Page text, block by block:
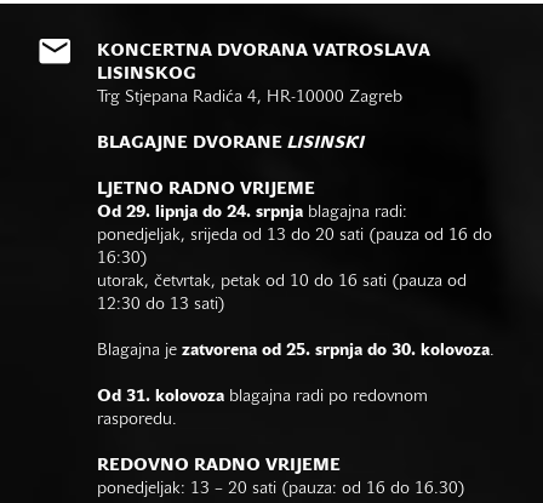
KONCERTNA DVORANA VATROSLAVA
LISINSKOG
Trg Stjepana Radića 4, HR-10000 Zagreb
BLAGAJNE DVORANE LISINSKI
LJETNO RADNO VRIJEME
Od 29. lipnja do 24. srpnja blagajna radi:
ponedjeljak, srijeda od 13 do 20 sati (pauza od 16 do
16:30)
utorak, četvrtak, petak od 10 do 16 sati (pauza od
12:30 do 13 sati)
Blagajna je zatvorena od 25. srpnja do 30. kolovoza.
Od 31. kolovoza blagajna radi po redovnom
rasporedu.
REDOVNO RADNO VRIJEME
ponedjeljak: 13 – 20 sati (pauza: od 16 do 16.30)